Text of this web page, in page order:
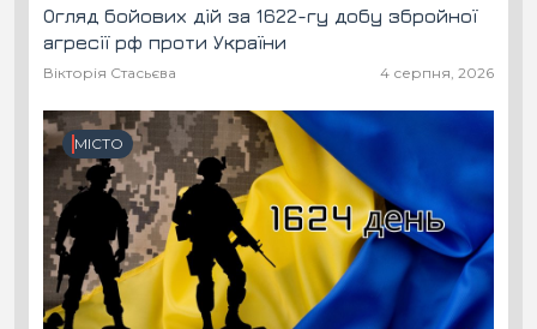
Огляд бойових дій за 1622-гу добу збройної
агресії рф проти України
Вікторія Стасьєва 4 серпня, 2026
МІСТО